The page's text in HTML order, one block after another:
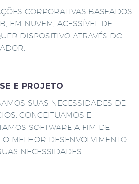
CORPORATIVAS BASEADOS
EM NUVEM, ACESSÍVEL DE
DISPOSITIVO ATRAVÉS DO
E PROJETO
SUAS NECESSIDADES DE
CONCEITUAMOS E
SOFTWARE A FIM DE
O MELHOR DESENVOLVIMENTO
NECESSIDADES.